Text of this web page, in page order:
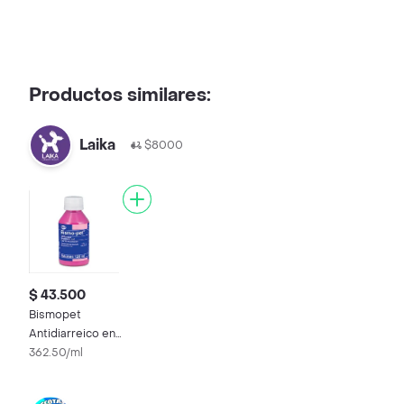
Productos similares:
Laika $8000
$ 43.500
Bismopet
Antidiarreico en
Suspension Oral para
362.50/ml